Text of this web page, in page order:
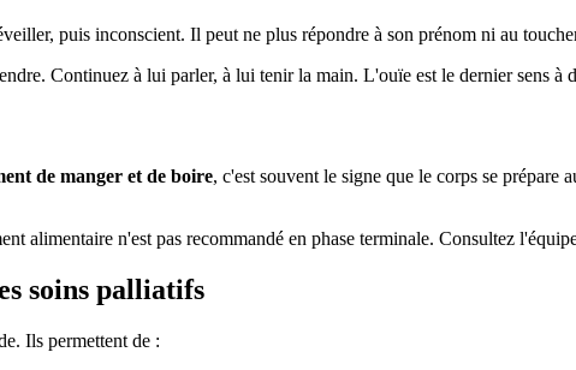
puis inconscient. Il peut ne plus répondre à son prénom ni au
Continuez à lui parler, à lui tenir la main. L'ouïe est le dernier sens à
de manger et de boire, c'est souvent le signe que le corps se prépare
alimentaire n'est pas recommandé en phase terminale. Consultez
soins palliatifs
Ils permettent de :